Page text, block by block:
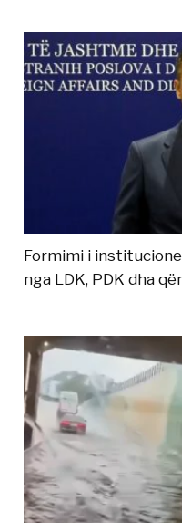
Formimi i
nga LDK, PDK dha